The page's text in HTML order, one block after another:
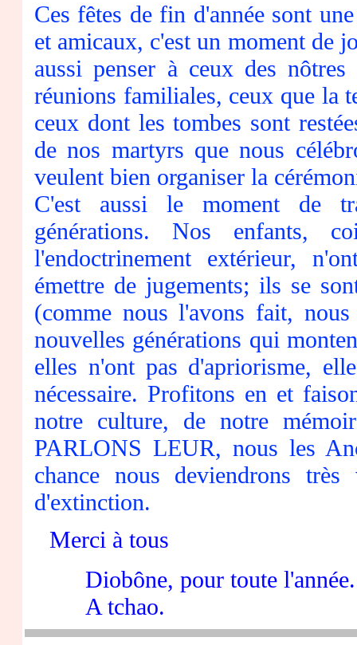
Ces fêtes de fin d'année sont
et amicaux, c'est un moment de
aussi penser à ceux des
réunions familiales, ceux que la
ceux dont les tombes sont
de nos martyrs que nous
veulent bien organiser la
C'est aussi le moment de
générations. Nos enfants,
l'endoctrinement extérieur,
émettre de jugements; ils se
(comme nous l'avons fait,
nouvelles générations qui
elles n'ont pas d'apriorisme,
nécessaire. Profitons en et
notre culture, de notre
PARLONS LEUR, nous les
chance nous deviendrons
d'extinction.
Merci à tous
Diobône, pour toute l'année.
A tchao.